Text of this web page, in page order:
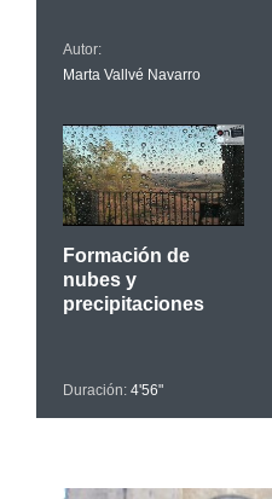
Autor:
Marta Vallvé Navarro
Formación de
nubes y
precipitaciones
Duración: 4'56"